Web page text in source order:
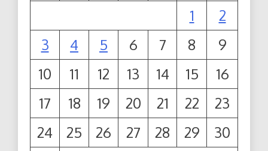
1
2
3
4 5 6 7 8
9
10
11 12 13 14 15
16
17
18 19 20 21 22
23
24
25 26 27 28 29
30